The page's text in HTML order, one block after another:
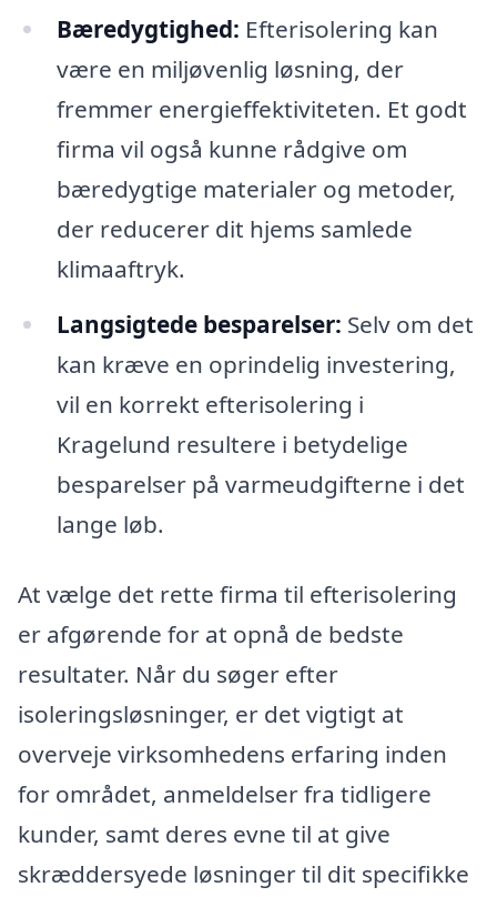
Bæredygtighed: Efterisolering kan
være en miljøvenlig løsning, der
fremmer energieffektiviteten. Et godt
firma vil også kunne rådgive om
bæredygtige materialer og metoder,
der reducerer dit hjems samlede
klimaaftryk.
Langsigtede besparelser: Selv om det
kan kræve en oprindelig investering,
vil en korrekt efterisolering i
Kragelund resultere i betydelige
besparelser på varmeudgifterne i det
lange løb.
At vælge det rette firma til efterisolering
er afgørende for at opnå de bedste
resultater. Når du søger efter
isoleringsløsninger, er det vigtigt at
overveje virksomhedens erfaring inden
for området, anmeldelser fra tidligere
kunder, samt deres evne til at give
skræddersyede løsninger til dit specifikke